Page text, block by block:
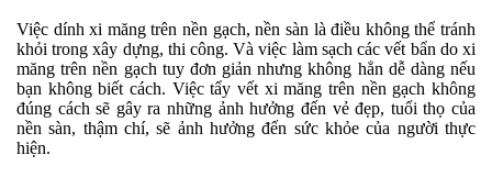
Việc dính xi măng trên nền gạch, nền sàn là điều không thể tránh
khỏi trong xây dựng, thi công. Và việc làm sạch các vết bẩn do xi
măng trên nền gạch tuy đơn giản nhưng không hẳn dễ dàng nếu
bạn không biết cách. Việc tẩy vết xi măng trên nền gạch không
đúng cách sẽ gây ra những ảnh hưởng đến vẻ đẹp, tuổi thọ của
nền sàn, thậm chí, sẽ ảnh hưởng đến sức khỏe của người thực
hiện.